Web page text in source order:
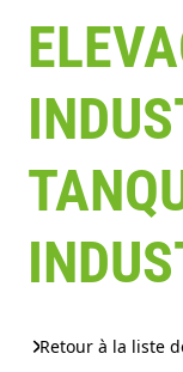
Retour à la liste